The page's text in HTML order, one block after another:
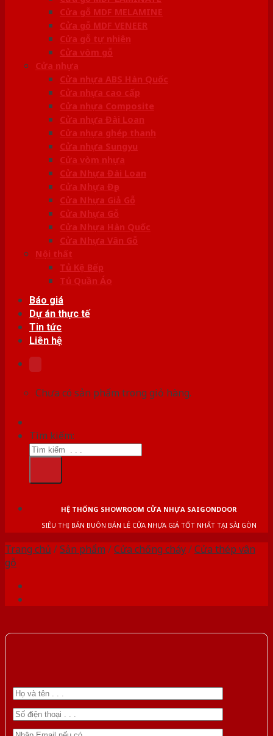
Cửa gỗ MDF MELAMINE
Cửa gỗ MDF VENEER
Cửa gỗ tự nhiên
Cửa vòm gỗ
Cửa nhựa
Cửa nhựa ABS Hàn Quốc
Cửa nhựa cao cấp
Cửa nhựa Composite
Cửa nhựa Đài Loan
Cửa nhựa ghép thanh
Cửa nhựa Sungyu
Cửa vòm nhựa
Cửa Nhựa Đài Loan
Cửa Nhựa Đẹp
Cửa Nhựa Giả Gỗ
Cửa Nhựa Gỗ
Cửa Nhựa Hàn Quốc
Cửa Nhựa Vân Gỗ
Nội thất
Tủ Kệ Bếp
Tủ Quần Áo
Báo giá
Dự án thực tế
Tin tức
Liên hệ
Chưa có sản phẩm trong giỏ hàng.
Tìm kiếm:
HỆ THỐNG SHOWROOM CỬA NHỰA SAIGONDOOR
SIÊU THỊ BÁN BUÔN BÁN LẺ CỬA NHỰA GIÁ TỐT NHẤT TẠI SÀI GÒN
Trang chủ /Sản phẩm /Cửa chống cháy/Cửa thép vân
gỗ